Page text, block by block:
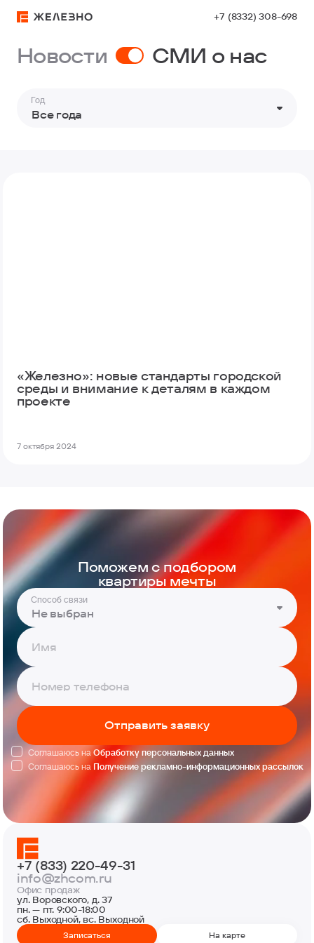
+7 (8332) 308-698
Сми о нас
Новости СМИ о нас
Год
Все года
«Железно»: новые стандарты городской
среды и внимание к деталям в каждом
проекте
7 октября 2024
Поможем с подбором
квартиры мечты
Способ связи
Не выбран
Отправить заявку
Соглашаюсь наОбработку персональных данных
Соглашаюсь на Получение рекламно-информационных рассылок
+7 (833) 220-49-31
info@zhcom.ru
Офис продаж
ул. Воровского, д. 37
пн. — пт. 9:00-18:00
сб. Выходной, вс. Выходной
Записаться На карте